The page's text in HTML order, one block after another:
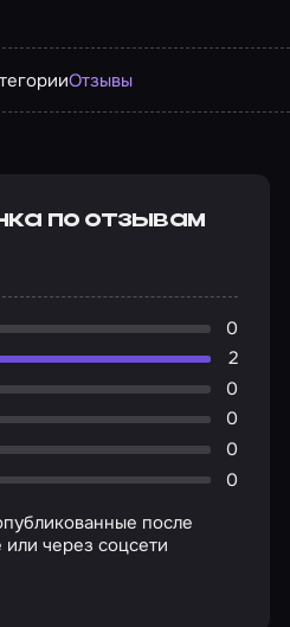
Отзывы
по отзывам
0
2
0
0
0
0
после
через соцсети